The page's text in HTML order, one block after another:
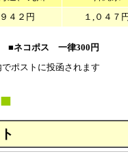
９４２円 １,０４７
■ネコポス 一律300円
ポストに投函されます
■